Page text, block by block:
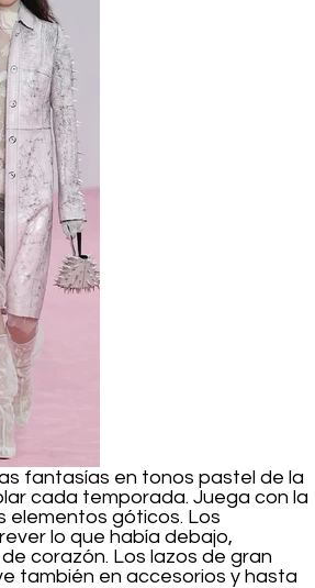
fantasías en tonos pastel de la
cada temporada. Juega con la
elementos góticos. Los
lo que había debajo,
corazón. Los lazos de gran
también en accesorios y hasta